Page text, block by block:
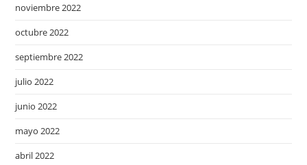
noviembre 2022
octubre 2022
septiembre 2022
julio 2022
junio 2022
mayo 2022
abril 2022